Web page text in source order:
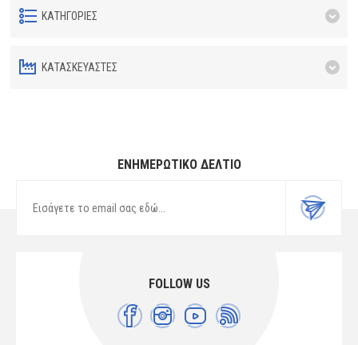
ΚΑΤΗΓΟΡΊΕΣ
ΚΑΤΑΣΚΕΥΑΣΤΈΣ
ΕΝΗΜΕΡΩΤΙΚΌ ΔΕΛΤΊΟ
FOLLOW US